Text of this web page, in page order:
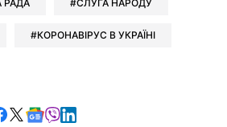
РАДА СЛУГА НАРОДУ
КОРОНАВІРУС В УКРАЇНІ
у Telegram
Читайте у Facebook
Читайте у X
Читайте у Google news
Читайте у Viber
Читайте у LinkedIn